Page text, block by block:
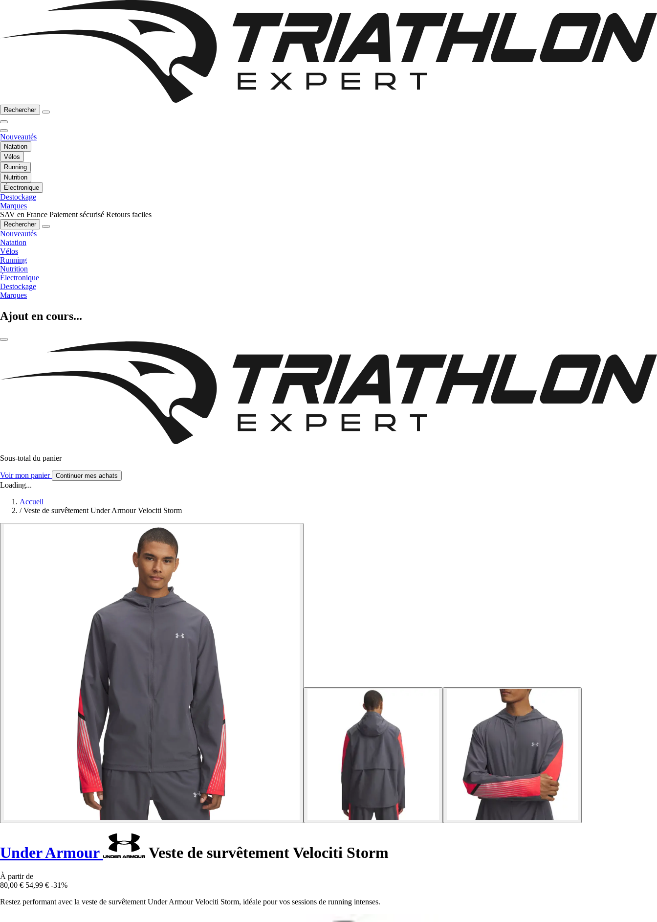
Rechercher
Nouveautés
Natation
Vélos
Running
Nutrition
Électronique
Destockage
Marques
SAV en France Paiement sécurisé Retours faciles
Rechercher
Nouveautés
Natation
Vélos
Running
Nutrition
Électronique
Destockage
Marques
Ajout en cours...
Sous-total du panier
Voir mon panier Continuer mes achats
Loading...
Accueil
/ Veste de survêtement Under Armour Velociti Storm
Under Armour Veste de survêtement Velociti Storm
À partir de
80,00 € 54,99 € -31%
Restez performant avec la veste de survêtement Under Armour Velociti Storm, idéale pour vos sessions de running intenses.